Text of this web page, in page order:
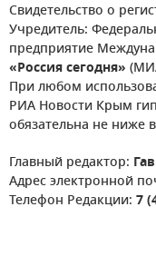
Свидетельство о
Учредитель:
предприятие
«Россия сегодня»
При любом
РИА Новости Крым
обязательна не ниже
Главный редактор:
Адрес электронной
Телефон Редакции: 7